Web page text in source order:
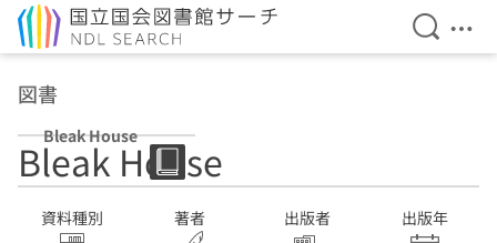
検索を
メ
図書
Bleak House
Bleak House
資料種別 著者 出版者 出版年